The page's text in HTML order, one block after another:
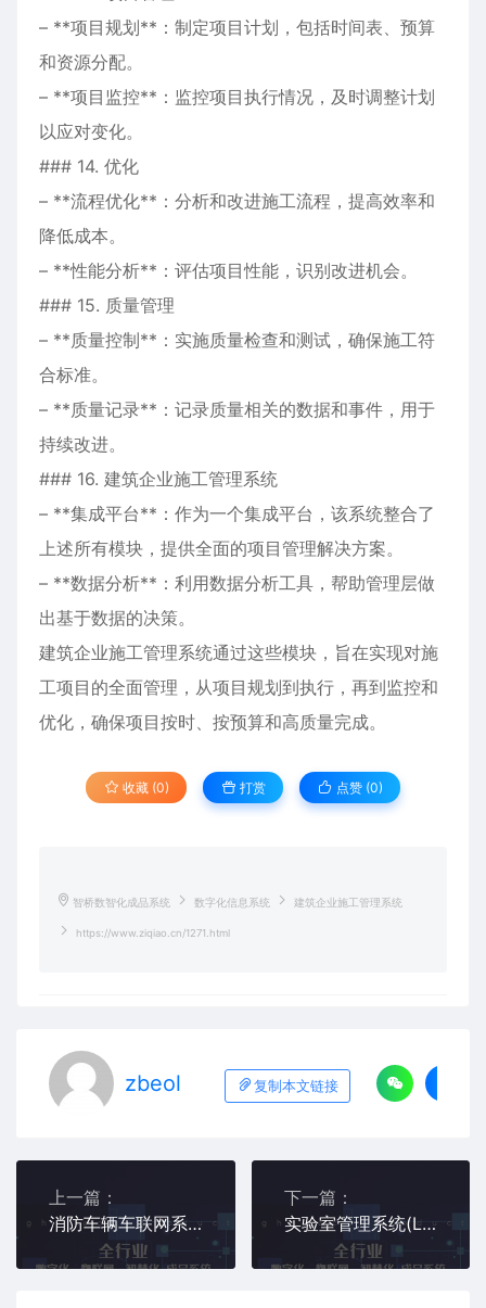
– **项目规划**：制定项目计划，包括时间表、预算
和资源分配。
– **项目监控**：监控项目执行情况，及时调整计划
以应对变化。
### 14. 优化
– **流程优化**：分析和改进施工流程，提高效率和
降低成本。
– **性能分析**：评估项目性能，识别改进机会。
### 15. 质量管理
– **质量控制**：实施质量检查和测试，确保施工符
合标准。
– **质量记录**：记录质量相关的数据和事件，用于
持续改进。
### 16. 建筑企业施工管理系统
– **集成平台**：作为一个集成平台，该系统整合了
上述所有模块，提供全面的项目管理解决方案。
– **数据分析**：利用数据分析工具，帮助管理层做
出基于数据的决策。
建筑企业施工管理系统通过这些模块，旨在实现对施
工项目的全面管理，从项目规划到执行，再到监控和
优化，确保项目按时、按预算和高质量完成。
收藏 (0) 打赏 点赞 (0)
智桥数智化成品系统 数字化信息系统 建筑企业施工管理系统
https://www.ziqiao.cn/1271.html
zbeol 复制本文链接
上一篇：
消防车辆车联网系统
下一篇：
实验室管理系统(LIMS)